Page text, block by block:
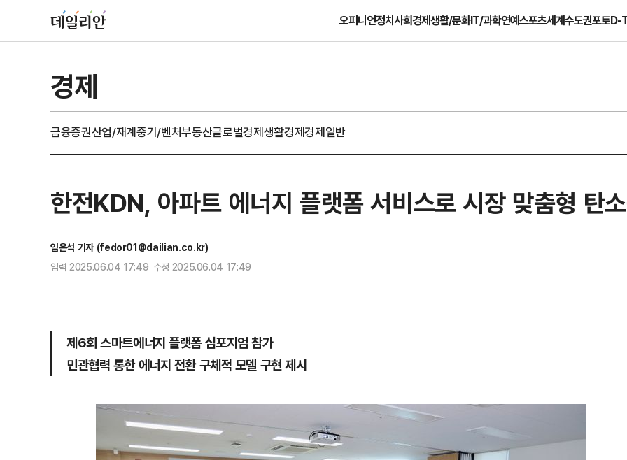
오피니언정치사회경제생활/문화IT/과학연예스포츠세계수도권포토D-
경제
금융증권산업/재계중기/벤처부동산글로벌경제생활경제경제일반
한전KDN, 아파트 에너지 플랫폼 서비스로 시장 맞춤형 탄
임은석 기자 (fedor01@dailian.co.kr)
입력 2025.06.04 17:49 수정 2025.06.04 17:49
제6회 스마트에너지 플랫폼 심포지엄 참가
민관협력 통한 에너지 전환 구체적 모델 구현 제시